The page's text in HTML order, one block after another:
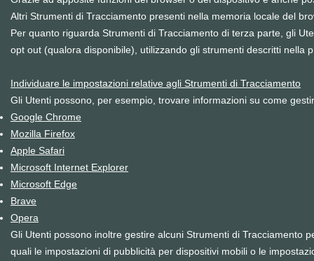
Altri Strumenti di Tracciamento presenti nella memoria locale del
Per quanto riguarda Strumenti di Tracciamento di terza parte, gli
opt out (qualora disponibile), utilizzando gli strumenti descritti nella
Individuare le impostazioni relative agli Strumenti di Tracciamento
Gli Utenti possono, per esempio, trovare informazioni su come
Google Chrome
Mozilla Firefox
Apple Safari
Microsoft Internet Explorer
Microsoft Edge
Brave
Opera
Gli Utenti possono inoltre gestire alcuni Strumenti di Tracciamento
quali le impostazioni di pubblicità per dispositivi mobili o le